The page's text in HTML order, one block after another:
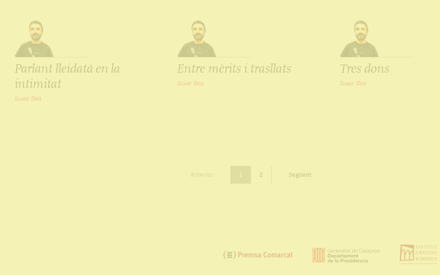
Parlant lleidatà en la
intimitat
Isaac Beà
Entre mèrits i trasllats
Isaac Beà
Tres dons
Isaac Beà
2 Següent